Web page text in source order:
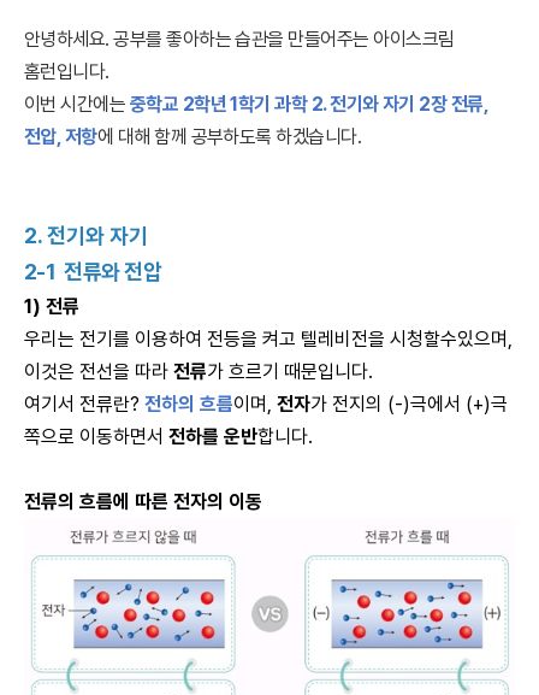
안녕하세요. 공부를 좋아하는 습관을 만들어주는 아이스크림
홈런입니다.
이번 시간에는 중학교 2학년 1학기 과학 2. 전기와 자기 2장 전류,
전압, 저항에 대해 함께 공부하도록 하겠습니다.
2. 전기와 자기
2-1전류와 전압
1) 전류
우리는 전기를 이용하여 전등을 켜고 텔레비전을 시청할수있으며,
이것은 전선을 따라 전류가 흐르기 때문입니다.
여기서 전류란? 전하의 흐름이며, 전자가 전지의 (-)극에서 (+)극
쪽으로 이동하면서 전하를 운반합니다.
전류의 흐름에 따른 전자의 이동